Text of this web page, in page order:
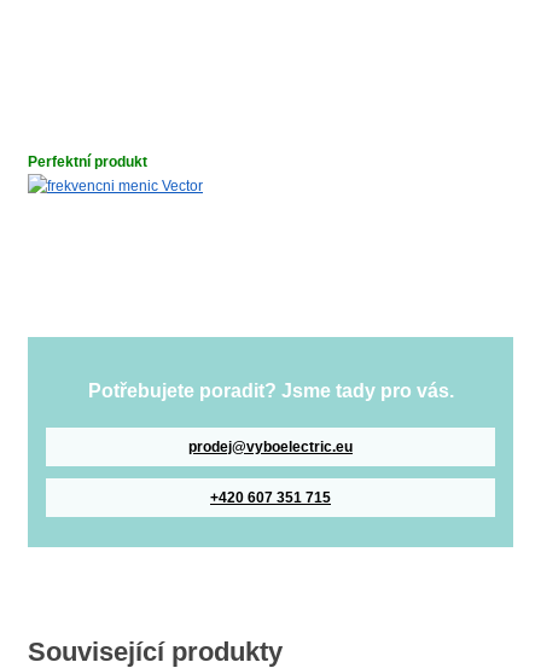
Perfektní produkt
Potřebujete poradit? Jsme tady pro vás.
prodej@vyboelectric.eu
+420 607 351 715
Související produkty